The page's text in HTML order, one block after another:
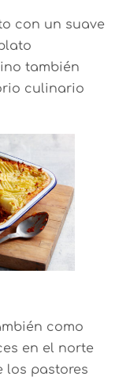
con un suave
también
culinario
como
en el norte
los pastores